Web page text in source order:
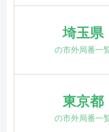
埼玉県
の市外局番一
東京都
の市外局番一